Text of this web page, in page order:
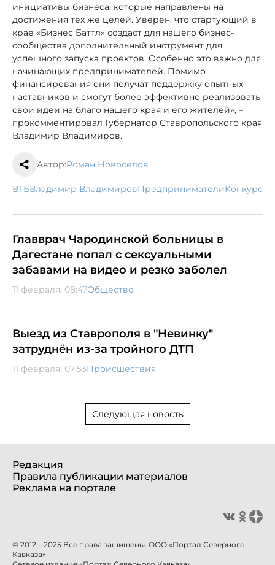
инициативы бизнеса, которые направлены на
достижения тех же целей. Уверен, что стартующий в
крае «Бизнес Баттл» создаст для нашего бизнес-
сообщества дополнительный инструмент для
успешного запуска проектов. Особенно это важно для
начинающих предпринимателей. Помимо
финансирования они получат поддержку опытных
наставников и смогут более эффективно реализовать
свои идеи на благо нашего края и его жителей», –
прокомментировал Губернатор Ставропольского края
Владимир Владимиров.
Автор:Роман Новоселов
ВТБ Владимир Владимиров предприниматели конкурс
Главврач Чародинской больницы в
Дагестане попал с сексуальными
забавами на видео и резко заболел
11 февраля, 08:47Общество
Выезд из Ставрополя в "Невинку"
затруднён из-за тройного ДТП
11 февраля, 07:53Происшествия
Следующая новость
Редакция
Правила публикации материалов
Реклама на портале
© 2012—2025 Все права защищены. ООО «Портал Северного
Кавказа»